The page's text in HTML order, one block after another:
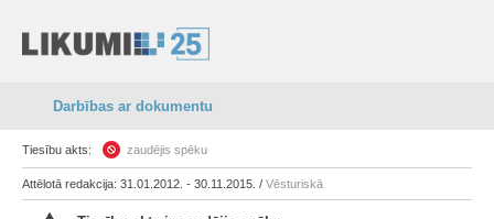
Darbības ar dokumentu
Tiesību akts: zaudējis spēku
Attēlotā redakcija: 31.01.2012. - 30.11.2015. / Vēsturiskā